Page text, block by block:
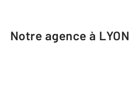
Notre agence à LYON